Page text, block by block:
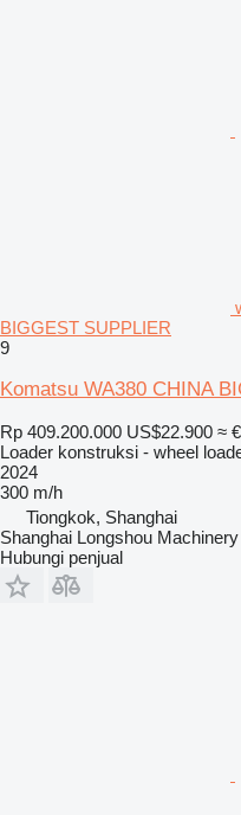
BIGGEST SUPPLIER
9
Komatsu WA380 CHINA
Rp 409.200.000 US$22.900 ≈
Loader konstruksi - wheel
2024
300 m/h
Tiongkok, Shanghai
Shanghai Longshou
Hubungi penjual